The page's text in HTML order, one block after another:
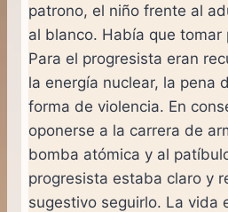
patrono, el niño frente al
al blanco. Había que tomar
Para el progresista eran
la energía nuclear, la pena
forma de violencia. En
oponerse a la carrera de
bomba atómica y al
progresista estaba claro y
sugestivo seguirlo. La vida